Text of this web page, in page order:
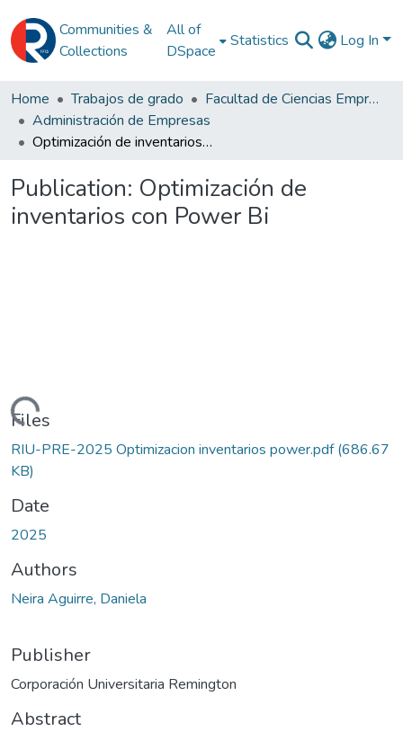
Communities &
Collections
All of
DSpace
Statistics Log In
Home Trabajos de grado
Facultad de Ciencias Empresariales
Administración de Empresas
Optimización de inventarios con Power Bi
Publication: Optimización de
inventarios con Power Bi
Loading...
Files
RIU-PRE-2025 Optimizacion inventarios power.pdf(686.67
KB)
Date
2025
Authors
Neira Aguirre, Daniela
Publisher
Corporación Universitaria Remington
Abstract